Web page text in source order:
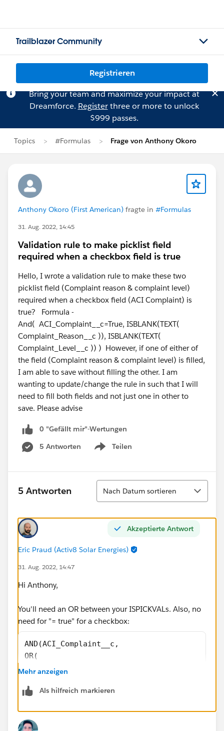
Trailblazer Community
Registrieren
Bring your team and maximize your impact at
Dreamforce. Registerthree or more to unlock
$999 passes.
Topics #Formulas Frage von Anthony Okoro
Anthony Okoro (First American) fragte in #Formulas
31. Aug. 2022, 14:45
Validation rule to make picklist field
required when a checkbox field is true
Hello, I wrote a validation rule to make these two
picklist field (Complaint reason & complaint level)
required when a checkbox field (ACI Complaint) is
true? Formula -
And( ACI_Complaint__c=True, ISBLANK(TEXT(
Complaint_Reason__c )), ISBLANK(TEXT(
Complaint_Level__c )) ) However, if one of either of
the field (Complaint reason & complaint level) is filled,
I am able to save without filling the other. I am
wanting to update/change the rule in such that I will
need to fill both fields and not just one in other to
save. Please advise
0 "Gefällt mir"-Wertungen
5 Antworten
Teilen
Show menu
5 Antworten
Sortieren
Nach Datum sortieren
Akzeptierte Antwort
Eric Praud (Activ8 Solar Energies)
31. Aug. 2022, 14:47
Hi Anthony,
You'll need an OR between your ISPICKVALs. Also, no
need for "= true" for a checkbox:
AND(ACI_Complaint__c,
OR(
ISBLANK(TEXT( Complaint_Reason__c )),
)
Mehr anzeigen
Als hilfreich markieren